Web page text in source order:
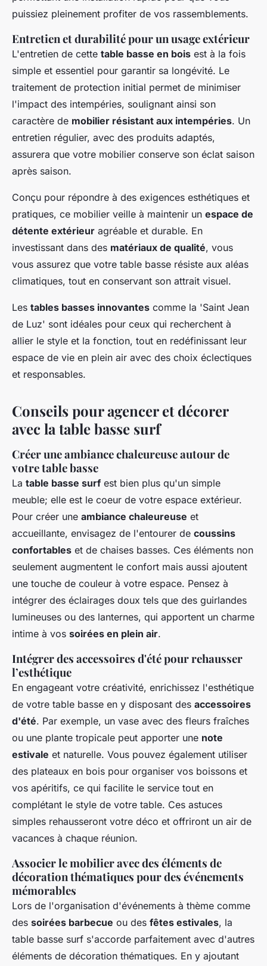
puissiez pleinement profiter de vos rassemblements.
Entretien et durabilité pour un usage extérieur
L'entretien de cette table basse en bois est à la fois
simple et essentiel pour garantir sa longévité. Le
traitement de protection initial permet de minimiser
l'impact des intempéries, soulignant ainsi son
caractère de mobilier résistant aux intempéries. Un
entretien régulier, avec des produits adaptés,
assurera que votre mobilier conserve son éclat saison
après saison.
Conçu pour répondre à des exigences esthétiques et
pratiques, ce mobilier veille à maintenir un espace de
détente extérieur agréable et durable. En
investissant dans des matériaux de qualité, vous
vous assurez que votre table basse résiste aux aléas
climatiques, tout en conservant son attrait visuel.
Les tables basses innovantes comme la 'Saint Jean
de Luz' sont idéales pour ceux qui recherchent à
allier le style et la fonction, tout en redéfinissant leur
espace de vie en plein air avec des choix éclectiques
et responsables.
Conseils pour agencer et décorer
avec la table basse surf
Créer une ambiance chaleureuse autour de
votre table basse
La table basse surf est bien plus qu'un simple
meuble; elle est le coeur de votre espace extérieur.
Pour créer une ambiance chaleureuse et
accueillante, envisagez de l'entourer de coussins
confortables et de chaises basses. Ces éléments non
seulement augmentent le confort mais aussi ajoutent
une touche de couleur à votre espace. Pensez à
intégrer des éclairages doux tels que des guirlandes
lumineuses ou des lanternes, qui apportent un charme
intime à vos soirées en plein air.
Intégrer des accessoires d'été pour rehausser
l’esthétique
En engageant votre créativité, enrichissez l'esthétique
de votre table basse en y disposant des accessoires
d'été. Par exemple, un vase avec des fleurs fraîches
ou une plante tropicale peut apporter une note
estivale et naturelle. Vous pouvez également utiliser
des plateaux en bois pour organiser vos boissons et
vos apéritifs, ce qui facilite le service tout en
complétant le style de votre table. Ces astuces
simples rehausseront votre déco et offriront un air de
vacances à chaque réunion.
Associer le mobilier avec des éléments de
décoration thématiques pour des événements
mémorables
Lors de l'organisation d'événements à thème comme
des soirées barbecue ou des fêtes estivales, la
table basse surf s'accorde parfaitement avec d'autres
éléments de décoration thématiques. En y ajoutant